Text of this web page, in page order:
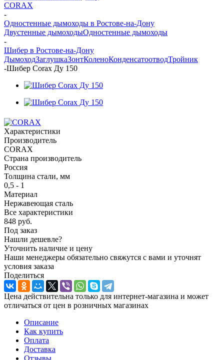
CORAX
-
Одностенные дымоходы в Ростове-на-Дону
Двустенные дымоходыОдностенные дымоходы
-
Шибер в Ростове-на-Дону
ДымоходЗаглушкаЗонтКоленоКонденсатоотводТройник
-Шибер Corax Ду 150
Характеристики
Производитель
CORAX
Страна производитель
Россия
Толщина стали, мм
0,5 - 1
Материал
Нержавеющая сталь
Все характеристики
848 руб.
Под заказ
Нашли дешевле?
Уточнить наличие и цену
Наши менеджеры обязательно свяжутся с вами и уточнят
условия заказа
Поделиться
Цена действительна только для интернет-магазина и может
отличаться от цен в розничных магазинах
Описание
Как купить
Оплата
Доставка
Отзывы